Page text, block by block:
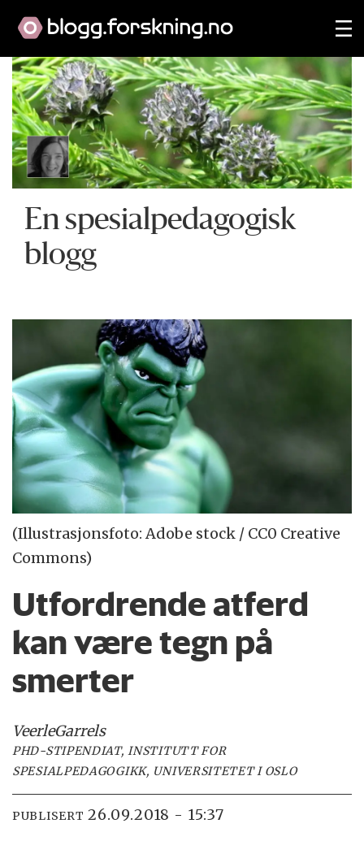
En spesialpedagogisk
blogg
(Illustrasjonsfoto: Adobe stock / CC0 Creative
Commons)
Utfordrende atferd
kan være tegn på
smerter
VeerleGarrels
PHD-STIPENDIAT, INSTITUTT FOR
SPESIALPEDAGOGIKK, UNIVERSITETET I OSLO
PUBLISERT 26.09.2018 - 15:37